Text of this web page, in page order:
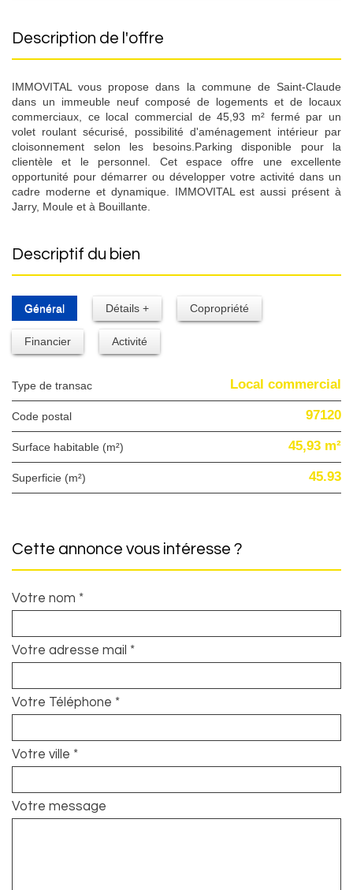
description de l'offre
IMMOVITAL vous propose dans la commune de Saint-Claude
dans un immeuble neuf composé de logements et de locaux
commerciaux, ce local commercial de 45,93 m² fermé par un
volet roulant sécurisé, possibilité d'aménagement intérieur par
cloisonnement selon les besoins.Parking disponible pour la
clientèle et le personnel. Cet espace offre une excellente
opportunité pour démarrer ou développer votre activité dans un
cadre moderne et dynamique. IMMOVITAL est aussi présent à
Jarry, Moule et à Bouillante.
descriptif du bien
Général Détails + Copropriété
Financier Activité
Type de transac Local commercial
Code postal 97120
Surface habitable (m²) 45,93 m²
Superficie (m²) 45.93
cette annonce vous intéresse ?
Votre nom *
Votre adresse mail *
Votre Téléphone *
Votre ville *
Votre message